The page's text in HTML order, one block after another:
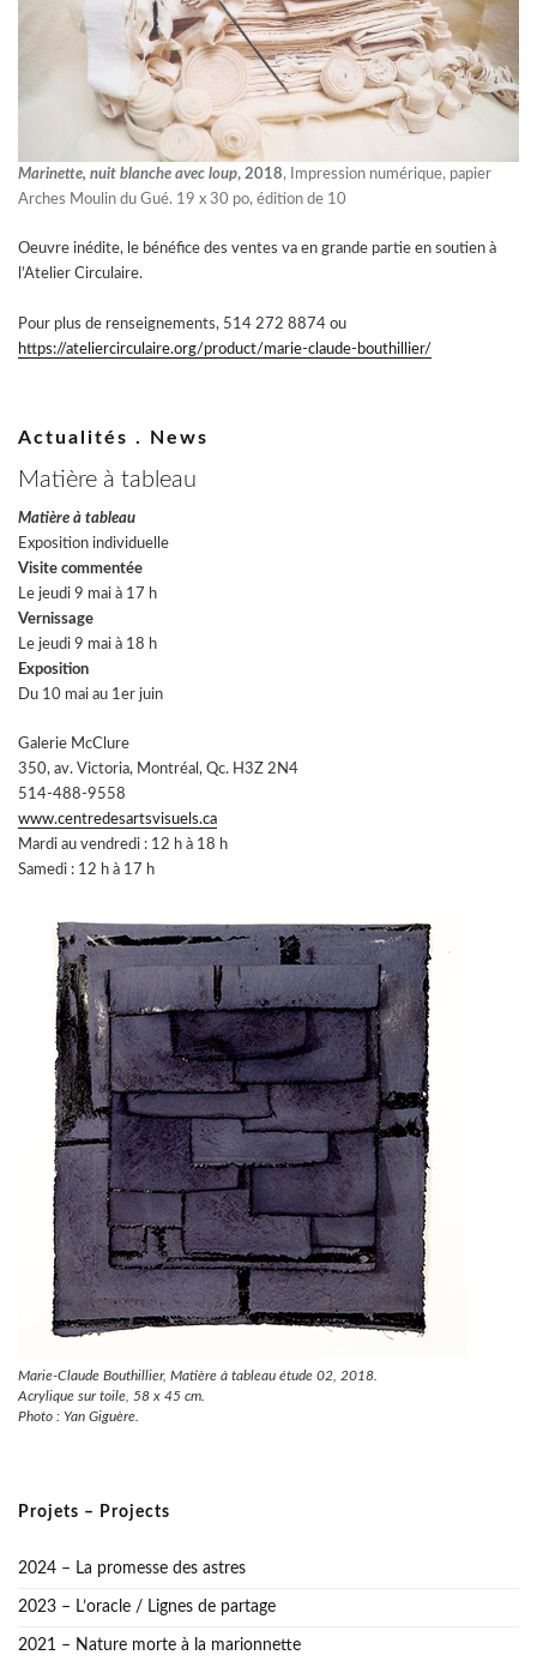
Marinette, nuit blanche avec loup, 2018, Impression numérique, papier
Arches Moulin du Gué. 19 x 30 po, édition de 10
Oeuvre inédite, le bénéfice des ventes va en grande partie en soutien à
l’Atelier Circulaire.
Pour plus de renseignements, 514 272 8874 ou
https://ateliercirculaire.org/product/marie-claude-bouthillier/
Actualités . News
Matière à tableau
Matière à tableau
Exposition individuelle
Visite commentée
Le jeudi 9 mai à 17 h
Vernissage
Le jeudi 9 mai à 18 h
Exposition
Du 10 mai au 1er juin
Galerie McClure
350, av. Victoria, Montréal, Qc. H3Z 2N4
514-488-9558
www.centredesartsvisuels.ca
Mardi au vendredi : 12 h à 18 h
Samedi : 12 h à 17 h
Marie-Claude Bouthillier, Matière à tableau étude 02, 2018.
Acrylique sur toile, 58 x 45 cm.
Photo : Yan Giguère.
Projets – Projects
2024 – La promesse des astres
2023 – L’oracle / Lignes de partage
2021 – Nature morte à la marionnette